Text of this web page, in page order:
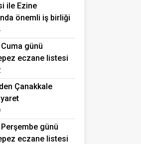
ile Ezine
önemli iş birliği
günü
eczane listesi
Çanakkale
günü
eczane listesi